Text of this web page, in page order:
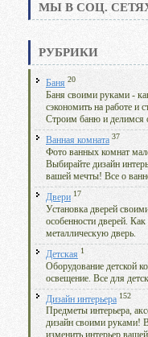
МЫ В СОЦ.
РУБРИКИ
Баня 20
Баня своими руками -
сэкономить на работе и
Строим баню и делимся
Ванная комната 37
Фото ванных комнат
Выбирайте дизайн
вашей мечты! Все о
Двери 17
Установка дверей
особенности дверей.
металлическую дверь.
Детская 1
Оборудование детской
освещение. Все для
Дизайн интерьера 152
Предметы интерьера,
дизайн своими руками!